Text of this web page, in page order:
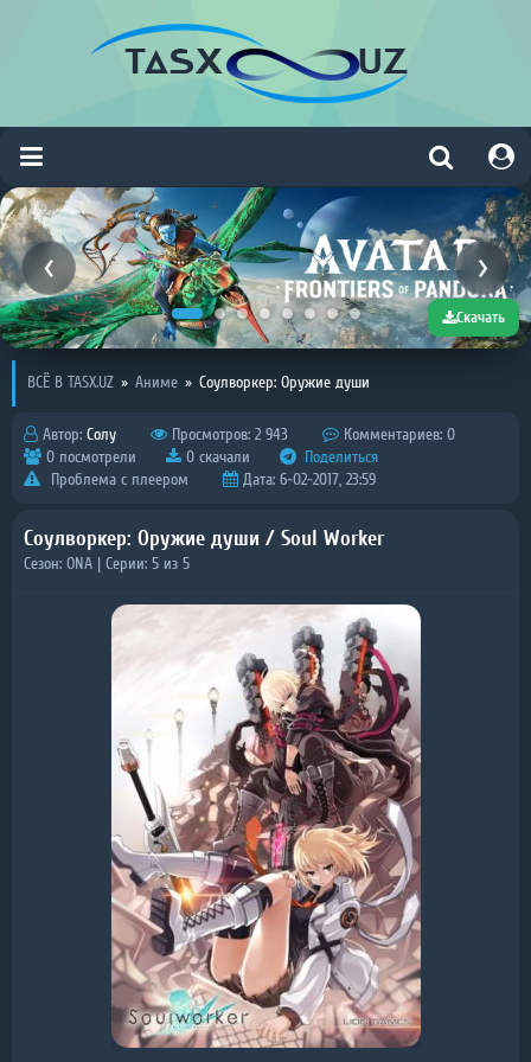
Скачать
ВСЁ В TASX.UZ » Аниме » Соулворкер: Оружие души
Автор: Солу Просмотров: 2 943
Комментариев: 0
0 посмотрели
0 скачали
Поделиться
Проблема с плеером
Дата: 6-02-2017, 23:59
Соулворкер: Оружие души / Soul Worker
Сезон: ONA | Серии: 5 из 5